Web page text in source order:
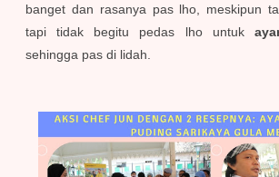
banget dan rasanya pas lho, meskipun
tapi tidak begitu pedas lho untuk
sehingga pas di lidah.